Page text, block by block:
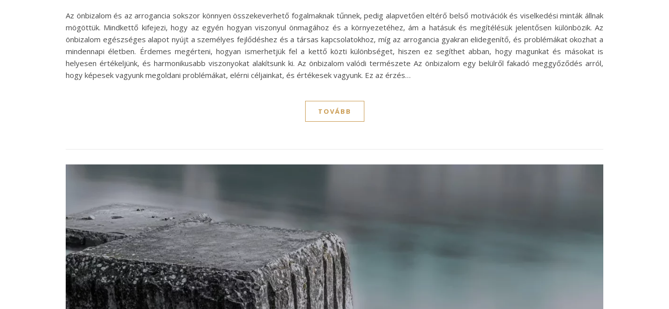
Az önbizalom és az arrogancia sokszor könnyen összekeverhető fogalmaknak tűnnek, pedig alapvetően eltérő belső motivációk és viselkedési minták állnak
mögöttük. Mindkettő kifejezi, hogy az egyén hogyan viszonyul önmagához és a környezetéhez, ám a hatásuk és megítélésük jelentősen különbözik. Az
önbizalom egészséges alapot nyújt a személyes fejlődéshez és a társas kapcsolatokhoz, míg az arrogancia gyakran elidegenítő, és problémákat okozhat a
mindennapi életben. Érdemes megérteni, hogyan ismerhetjük fel a kettő közti különbséget, hiszen ez segíthet abban, hogy magunkat és másokat is
helyesen értékeljünk, és harmonikusabb viszonyokat alakítsunk ki. Az önbizalom valódi természete Az önbizalom egy belülről fakadó meggyőződés arról,
hogy képesek vagyunk megoldani problémákat, elérni céljainkat, és értékesek vagyunk. Ez az érzés…
TOVÁBB